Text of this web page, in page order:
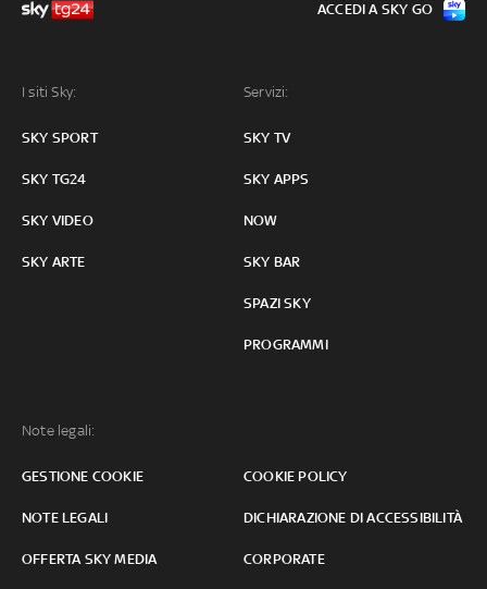
I siti Sky:
SKY SPORT
SKY TG24
SKY VIDEO
SKY ARTE
Servizi:
SKY TV
SKY APPS
NOW
SKY BAR
SPAZI SKY
PROGRAMMI
Note legali:
GESTIONE COOKIE COOKIE POLICY
NOTE LEGALI DICHIARAZIONE DI ACCESSIBILITÀ
OFFERTA SKY MEDIA CORPORATE
ACCEDI A SKY GO